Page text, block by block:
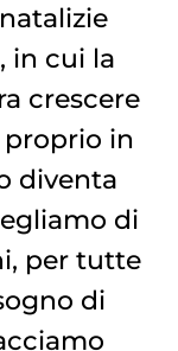
in cui la
crescere
proprio in
diventa
di
per tutte
di